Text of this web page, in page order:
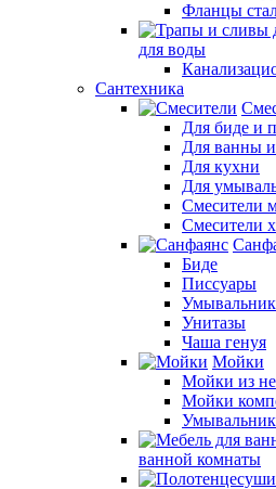
Фланцы
для воды
Сантехника
Для биде и
Для ванны
Для кухни
Для
Смесители
Смесители
Биде
Писсуары
Унитазы
Чаша генуя
Мойки
Мойки из
Мойки
ванной комнаты